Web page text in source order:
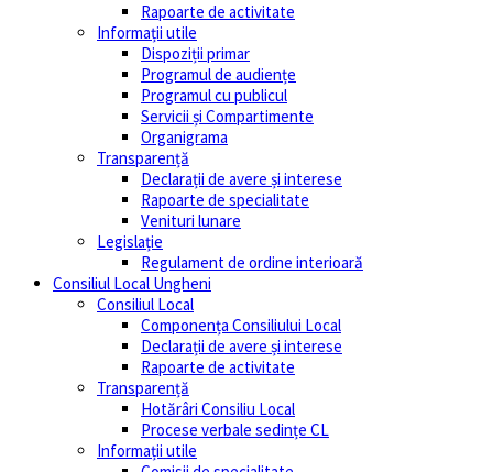
Rapoarte de activitate
Informații utile
Dispoziții primar
Programul de audiențe
Programul cu publicul
Servicii și Compartimente
Organigrama
Transparență
Declarații de avere și interese
Rapoarte de specialitate
Venituri lunare
Legislație
Regulament de ordine interioară
Consiliul Local Ungheni
Consiliul Local
Componența Consiliului Local
Declarații de avere și interese
Rapoarte de activitate
Transparență
Hotărâri Consiliu Local
Procese verbale sedințe CL
Informații utile